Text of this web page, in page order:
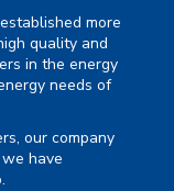
more
quality and
in the energy
needs of
our company
have